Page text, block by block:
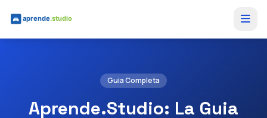
Guia Completa
Aprende.Studio: La Guia